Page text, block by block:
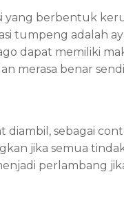
yang berbentuk
tumpeng adalah
dapat memiliki
merasa benar
sebagai
jika semua
perlambang